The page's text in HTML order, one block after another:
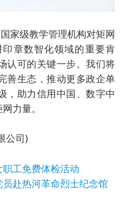
家级教学管理机构对矩网
章数智化领域的重要肯
认可的关键一步。我们将
善生态，推动更多政企单
，助力信用中国、数字中
力量。
公司)
工免费体检活动
赴热河革命烈士纪念馆